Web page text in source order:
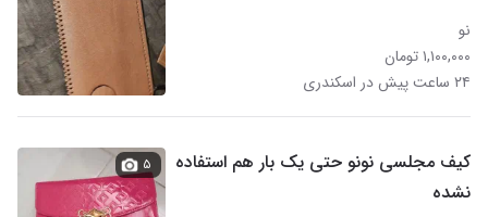
نو
۱,۱۰۰,۰۰۰ تومان
۲۴ ساعت پیش در اسکندری
کیف مجلسی نونو حتی یک بار هم استفاده
نشده
۵